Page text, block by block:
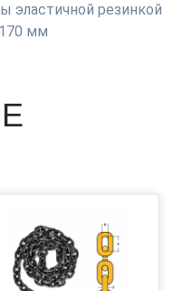
эластичной резинкой
мм